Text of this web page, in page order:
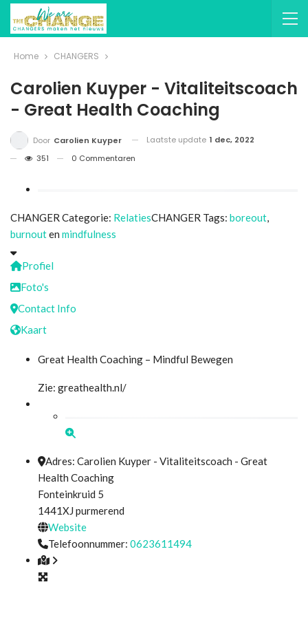
Home CHANGERS
Carolien Kuyper - Vitaliteitscoach
- Great Health Coaching
Door Carolien Kuyper Laatste update 1 dec, 2022
351
0 Commentaren
CHANGER Categorie: RelatiesCHANGER Tags: boreout,
burnouten mindfulness
Profiel
Foto's
Contact Info
Kaart
Great Health Coaching – Mindful Bewegen
Zie: greathealth.nl/
Adres: Carolien Kuyper - Vitaliteitscoach - Great
Health Coaching
Fonteinkruid 5
1441XJ purmerend
Website
Telefoonnummer: 0623611494